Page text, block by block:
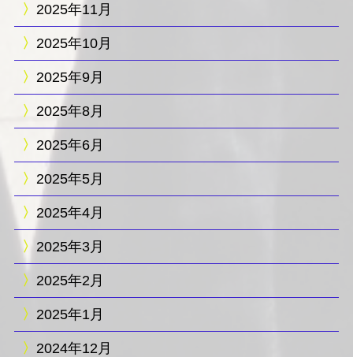
2025年11月
2025年10月
2025年9月
2025年8月
2025年6月
2025年5月
2025年4月
2025年3月
2025年2月
2025年1月
2024年12月